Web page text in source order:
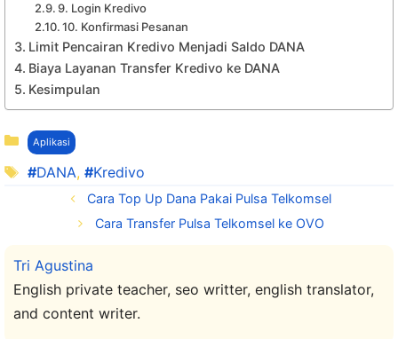
9. Login Kredivo
10. Konfirmasi Pesanan
Limit Pencairan Kredivo Menjadi Saldo DANA
Biaya Layanan Transfer Kredivo ke DANA
Kesimpulan
Kategori
Aplikasi
Tag
DANA, Kredivo
Cara Top Up Dana Pakai Pulsa Telkomsel
Cara Transfer Pulsa Telkomsel ke OVO
Tri Agustina
English private teacher, seo writter, english translator,
and content writer.